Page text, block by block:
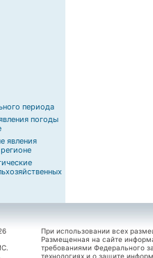
периода
погоды
явления
При использовании всех
Размещенная на сайте
требованиями Федерального
технологиях и о защите